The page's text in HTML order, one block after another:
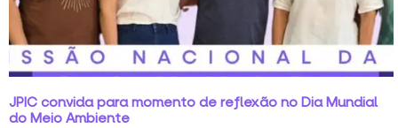
JPIC convida para momento de reflexão no Dia Mundial
do Meio Ambiente